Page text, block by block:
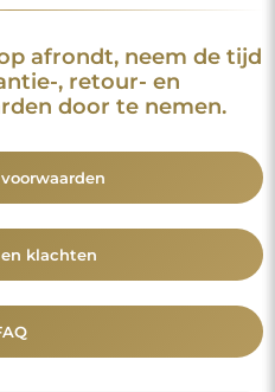
afrondt, neem de tijd
, retour- en
door te nemen.
klachten